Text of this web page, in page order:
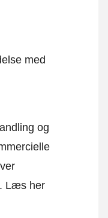
med
og
Læs her